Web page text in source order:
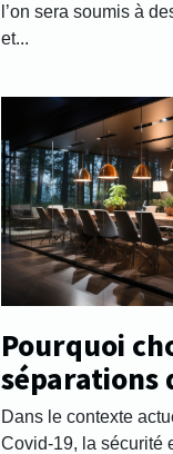
l’on sera soumis à
et...
Pourquoi
séparations
plexiglass ?
Dans le contexte
Covid-19, la sécurité